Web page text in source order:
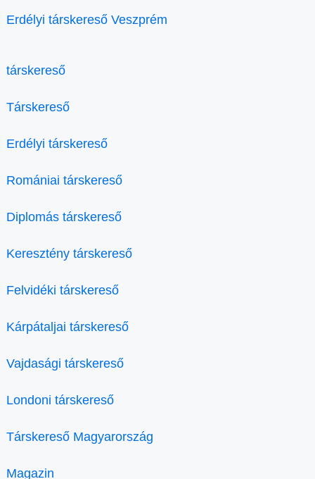
Erdélyi társkereső Veszprém
társkereső
Társkereső
Erdélyi társkereső
Romániai társkereső
Diplomás társkereső
Keresztény társkereső
Felvidéki társkereső
Kárpátaljai társkereső
Vajdasági társkereső
Londoni társkereső
Társkereső Magyarország
Magazin